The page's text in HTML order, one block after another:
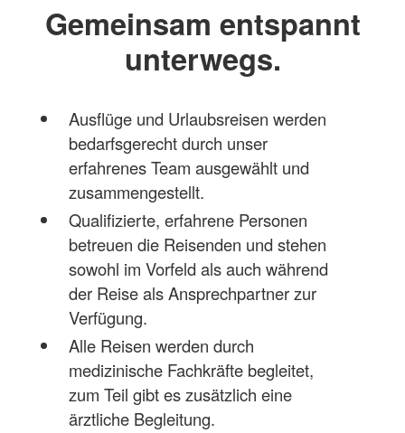
Gemeinsam entspannt
unterwegs.
Ausflüge und Urlaubsreisen werden
bedarfsgerecht durch unser
erfahrenes Team ausgewählt und
zusammengestellt.
Qualifizierte, erfahrene Personen
betreuen die Reisenden und stehen
sowohl im Vorfeld als auch während
der Reise als Ansprechpartner zur
Verfügung.
Alle Reisen werden durch
medizinische Fachkräfte begleitet,
zum Teil gibt es zusätzlich eine
ärztliche Begleitung.